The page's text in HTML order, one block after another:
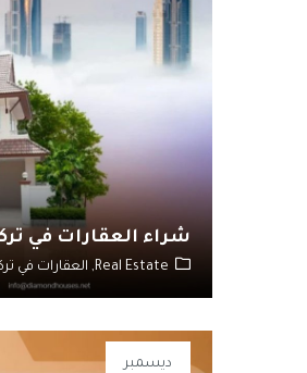
شراء العقارات في
Real Estate, العقارات في
ديسمبر